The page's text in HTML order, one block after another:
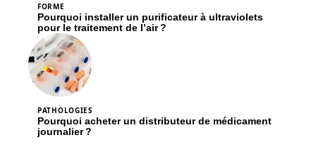
FORME
Pourquoi installer un purificateur à ultraviolets
pour le traitement de l’air ?
PATHOLOGIES
Pourquoi acheter un distributeur de médicament
journalier ?